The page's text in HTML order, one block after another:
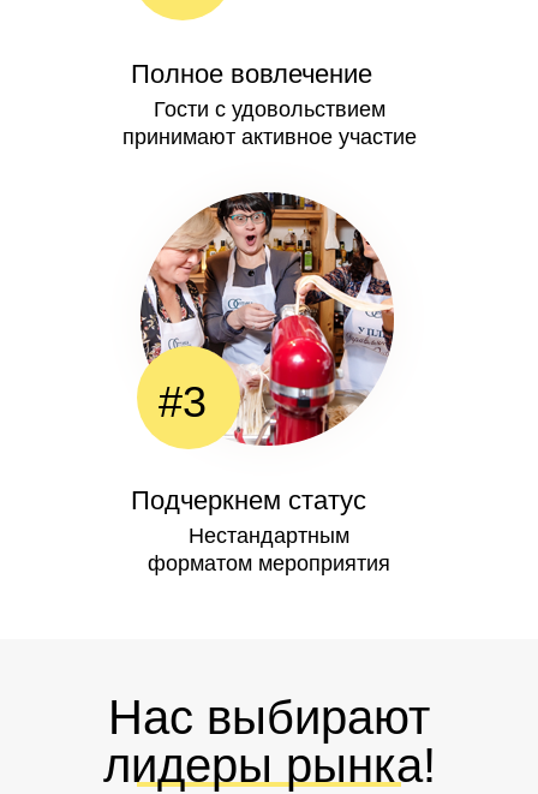
Полное вовлечение
Гости с удовольствием
принимают активное участие
Подчеркнем статус
Нестандартным
форматом мероприятия
#3
Нас выбирают
лидеры рынка!